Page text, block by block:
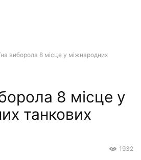
виборола 8 місце у міжнародних
8 місце у
танкових
1932